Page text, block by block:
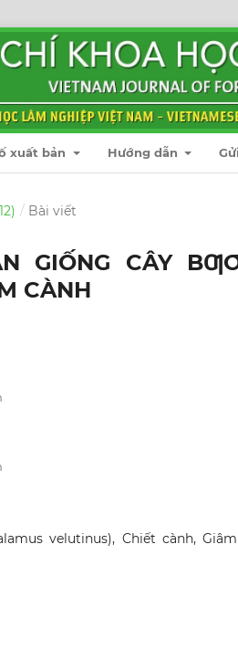
xuất bản Hướng dẫn
/ Bài viết
GIỐNG CÂY
CÀNH
velutinus), Chiết cành, Giâm